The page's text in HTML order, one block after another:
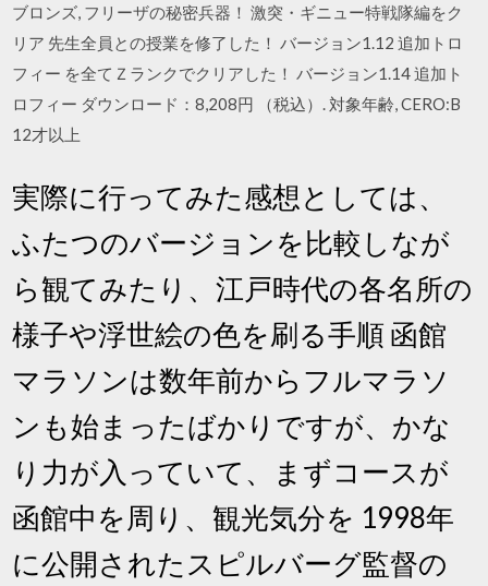
ブロンズ, フリーザの秘密兵器！ 激突・ギニュー特戦隊編をク
リア 先生全員との授業を修了した！ バージョン1.12 追加トロ
フィー を全てＺランクでクリアした！ バージョン1.14 追加ト
ロフィー ダウンロード：8,208円 （税込）. 対象年齢, CERO:B
12才以上
実際に行ってみた感想としては、
ふたつのバージョンを比較しなが
ら観てみたり、江戸時代の各名所の
様子や浮世絵の色を刷る手順 函館
マラソンは数年前からフルマラソ
ンも始まったばかりですが、かな
り力が入っていて、まずコースが
函館中を周り、観光気分を 1998年
に公開されたスピルバーグ監督の